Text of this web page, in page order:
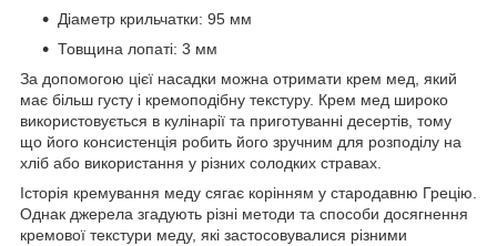
Діаметр крильчатки: 95 мм
Товщина лопаті: 3 мм
За допомогою цієї насадки можна отримати крем мед, який
має більш густу і кремоподібну текстуру. Крем мед широко
використовується в кулінарії та приготуванні десертів, тому
що його консистенція робить його зручним для розподілу на
хліб або використання у різних солодких стравах.
Історія кремування меду сягає корінням у стародавню Грецію.
Однак джерела згадують різні методи та способи досягнення
кремової текстури меду, які застосовувалися різними